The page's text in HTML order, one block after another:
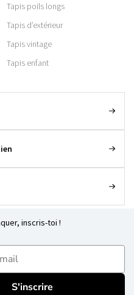
Tapis poils longs
Tapis d’extérieur
Tapis vintage
Tapis enfant
inscris-toi !
S'inscrire